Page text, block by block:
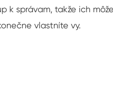
k správam, takže ich
vlastníte vy.